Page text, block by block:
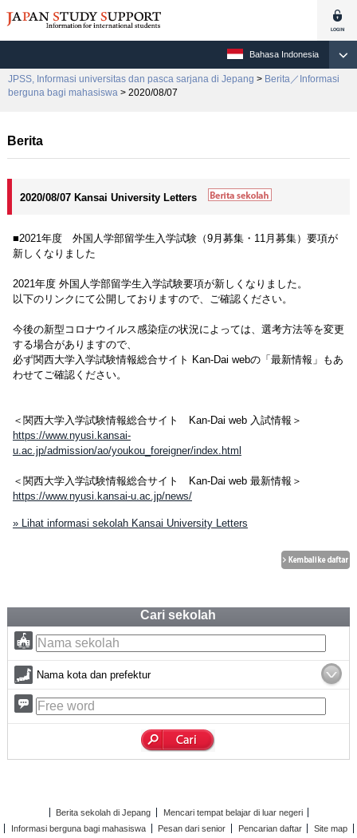
Bahasa Indonesia
JPSS, Informasi universitas dan pasca sarjana di Jepang > Berita／Informasi
berguna bagi mahasiswa > 2020/08/07
Berita
2020/08/07 Kansai University Letters
■2021年度 外国人学部留学生入学試験（9月募集・11月募集）要項が
新しくなりました
2021年度 外国人学部留学生入学試験要項が新しくなりました。
以下のリンクにて公開しておりますので、ご確認ください。
今後の新型コロナウイルス感染症の状況によっては、選考方法等を変更
する場合がありますので、
必ず関西大学入学試験情報総合サイト Kan-Dai webの「最新情報」もあ
わせてご確認ください。
＜関西大学入学試験情報総合サイト Kan-Dai web 入試情報＞
https://www.nyusi.kansai-
u.ac.jp/admission/ao/youkou_foreigner/index.html
＜関西大学入学試験情報総合サイト Kan-Dai web 最新情報＞
https://www.nyusi.kansai-u.ac.jp/news/
» Lihat informasi sekolah Kansai University Letters
Cari sekolah
Nama kota dan prefektur
Berita sekolah di Jepang
Mencari tempat belajar di luar negeri
Informasi berguna bagi mahasiswa
Pesan dari senior Pencarian daftar
Site map